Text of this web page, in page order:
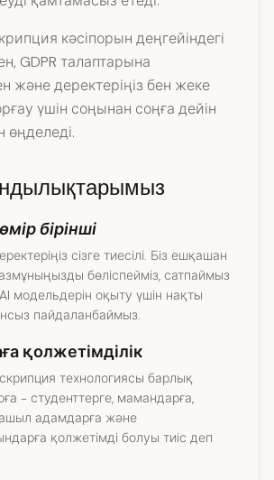
кәсіпорын деңгейіндегі
GDPR талаптарына
және деректеріңіз бен жеке
үшін соңынан соңға дейін
бірінші
сізге тиесілі. Біз ешқашан
бөліспейміз, сатпаймыз
модельдерін оқыту үшін нақты
пайдаланбаймыз.
қолжетімділік
технологиясы барлық
- студенттерге, мамандарға,
адамдарға және
қолжетімді болуы тиіс деп